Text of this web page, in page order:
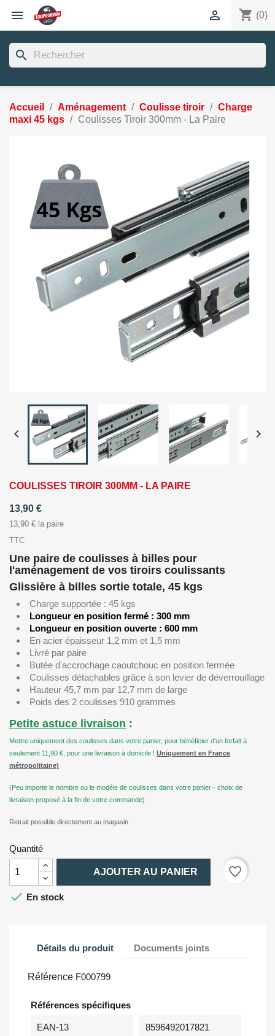
 shopping_cart (0)

search
Accueil Aménagement Coulisse tiroir
Charge
maxi 45 kgs
Coulisses Tiroir 300mm - La Paire
 
COULISSES TIROIR 300MM - LA PAIRE
13,90 €
13,90 € la paire
TTC
Une paire de coulisses à billes pour
l'aménagement de vos tiroirs coulissants
Glissière à billes sortie totale, 45 kgs
Charge supportée : 45 kgs
Longueur en position fermé : 300 mm
Longueur en position ouverte : 600 mm
En acier épaisseur 1,2 mm et 1,5 mm
Livré par paire
Butée d'accrochage caoutchouc en position fermée
Coulisses détachables grâce à son levier de déverrouillage
Hauteur 45,7 mm par 12,7 mm de large
Poids des 2 coulisses 910 grammes
Petite astuce livraison :
Mettre uniquement des coulisses dans votre panier, pour bénéficier d'un forfait à
seulement 11,90 €, pour une livraison à domicile ! Uniquement en France
métropolitaine)
(Peu importe le nombre ou le modéle de coulisses dans votre panier - choix de
livraison proposé à la fin de votre commande)
Retrait possible directement au magasin
Quantité
AJOUTER AU PANIER
favorite_border
 En stock
Détails du produit Documents joints
Référence F000799
Références spécifiques
EAN-13 8596492017821